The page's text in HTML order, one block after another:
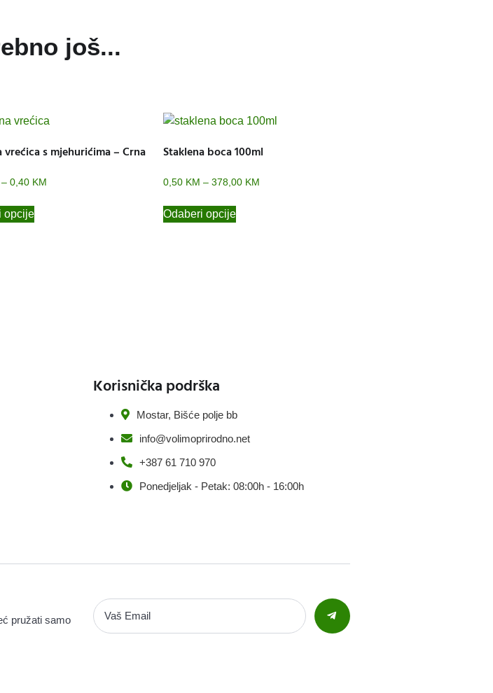
još...
vrećica s mjehurićima – Crna
– 0,40 KM
opcije
Staklena boca 100ml
0,50 KM – 378,00 KM
Odaberi opcije
Korisnička podrška
Mostar, Bišće polje bb
info@volimoprirodno.net
+387 61 710 970
Ponedjeljak - Petak: 08:00h - 16:00h
pružati samo